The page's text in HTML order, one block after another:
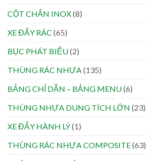
CỘT CHẮN INOX(8)
XE ĐẨY RÁC (65)
BỤC PHÁT BIỂU(2)
THÙNG RÁC NHỰA (135)
BẢNG CHỈ DẪN – BẢNG MENU(6)
THÙNG NHỰA DUNG TÍCH LỚN (23)
XE ĐẨY HÀNH LÝ(1)
THÙNG RÁC NHỰA COMPOSITE(63)